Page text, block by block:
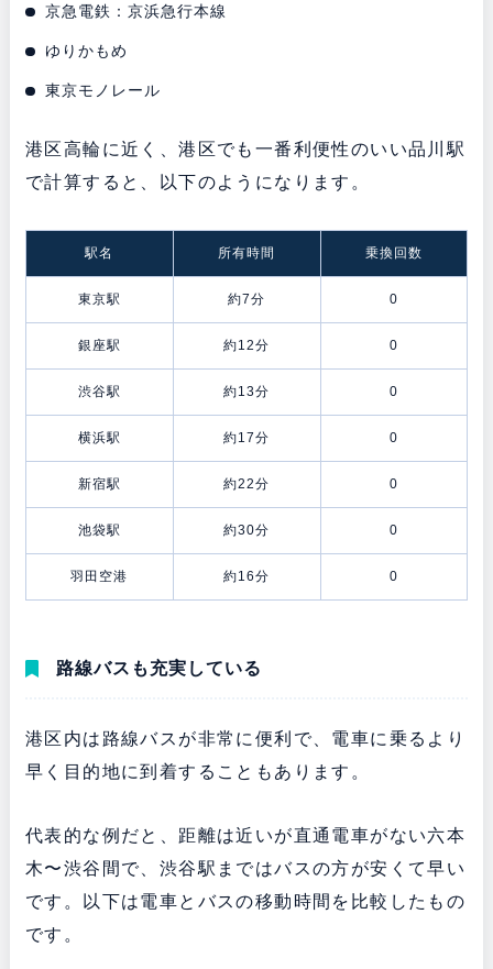
京急電鉄：京浜急行本線
ゆりかもめ
東京モノレール
港区高輪に近く、港区でも一番利便性のいい品川駅
で計算すると、以下のようになります。
駅名 所有時間 乗換回数
東京駅 約7分 0
銀座駅 約12分 0
渋谷駅 約13分 0
横浜駅 約17分 0
新宿駅 約22分 0
池袋駅 約30分 0
羽田空港 約16分 0
路線バスも充実している
港区内は路線バスが非常に便利で、電車に乗るより
早く目的地に到着することもあります。
代表的な例だと、距離は近いが直通電車がない六本
木〜渋谷間で、渋谷駅まではバスの方が安くて早い
です。以下は電車とバスの移動時間を比較したもの
です。